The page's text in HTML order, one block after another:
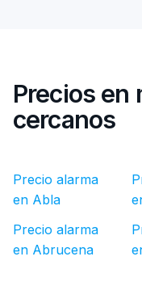
Precios en
cercanos
Precio alarma
en Abla
Precio alarma
en Abrucena